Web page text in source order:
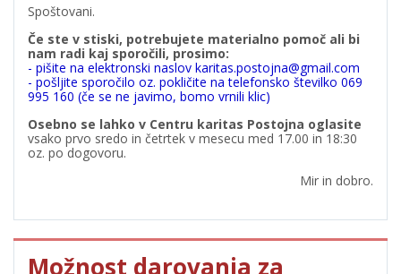
Spoštovani.
Če ste v stiski, potrebujete materialno pomoč ali bi
nam radi kaj sporočili, prosimo:
- pišite na elektronski naslov karitas.postojna@gmail.com
- pošljite sporočilo oz. pokličite na telefonsko številko 069
995 160 (če se ne javimo, bomo vrnili klic)
Osebno se lahko v Centru karitas Postojna oglasite
vsako prvo sredo in četrtek v mesecu med 17.00 in 18:30
oz. po dogovoru.
Mir in dobro.
Možnost darovanja za